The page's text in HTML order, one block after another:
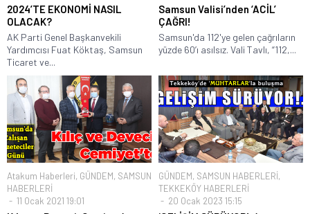
2024’TE EKONOMİ NASIL
OLACAK?
AK Parti Genel Başkanvekili
Yardımcısı Fuat Köktaş, Samsun
Ticaret ve...
Samsun Valisi’nden ‘ACİL’
ÇAĞRI!
Samsun'da 112'ye gelen çağrıların
yüzde 60’ı asılsız. Vali Tavlı, “112,...
Atakum Haberleri, GÜNDEM, SAMSUN
HABERLERİ
11 Ocak 2021 19:01
GÜNDEM, SAMSUN HABERLERİ,
TEKKEKÖY HABERLERİ
20 Ocak 2023 15:15